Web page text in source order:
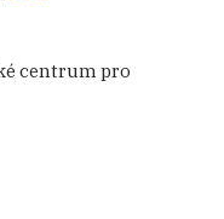
centrum pro